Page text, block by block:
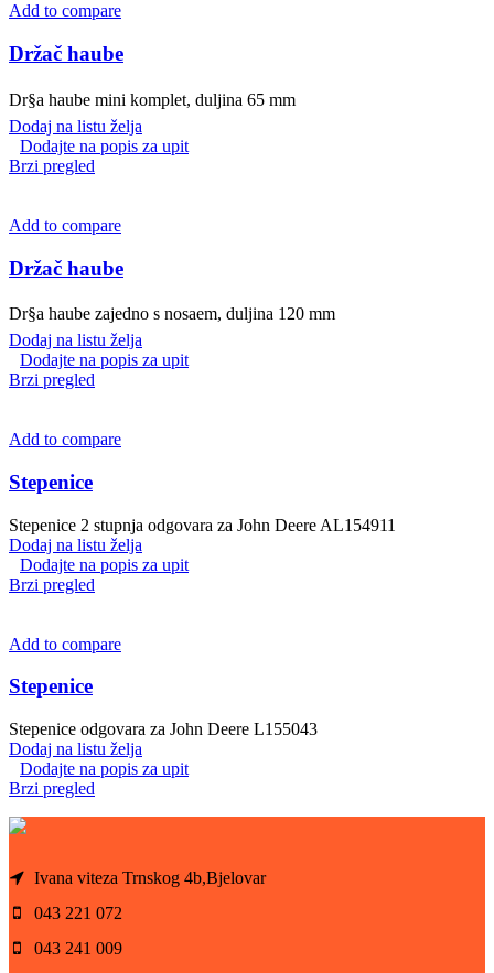
Add to compare
Držač haube
Dr§a haube mini komplet, duljina 65 mm
Dodaj na listu želja
Dodajte na popis za upit
Brzi pregled
Add to compare
Držač haube
Dr§a haube zajedno s nosaem, duljina 120 mm
Dodaj na listu želja
Dodajte na popis za upit
Brzi pregled
Add to compare
Stepenice
Stepenice 2 stupnja odgovara za John Deere AL154911
Dodaj na listu želja
Dodajte na popis za upit
Brzi pregled
Add to compare
Stepenice
Stepenice odgovara za John Deere L155043
Dodaj na listu želja
Dodajte na popis za upit
Brzi pregled
Ivana viteza Trnskog 4b,Bjelovar
043 221 072
043 241 009